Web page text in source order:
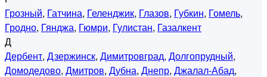
Грозный, Гатчина, Геленджик, Глазов, Губкин, Гомель,
Гродно, Гянджа, Гюмри, Гулистан, Газалкент
Д
Дербент, Дзержинск, Димитровград, Долгопрудный,
Домодедово, Дмитров, Дубна, Днепр, Джалал-Абад,